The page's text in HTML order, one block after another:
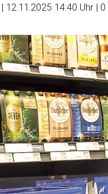
| 12.11.2025 14:40 Uhr | 0